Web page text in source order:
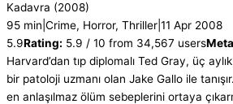
Kadavra (2008)
95 min Crime, Horror, Thriller 11 Apr 2008
5.9Rating: 5.9 / 10 from 34,567 users
Harvard’dan tıp diplomalı Ted Gray, üç
bir patoloji uzmanı olan Jake Gallo ile
en anlaşılmaz ölüm sebeplerini ortaya